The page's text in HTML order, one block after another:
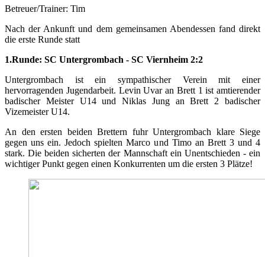
Betreuer/Trainer: Tim
Nach der Ankunft und dem gemeinsamen Abendessen fand direkt
die erste Runde statt
1.Runde: SC Untergrombach - SC Viernheim 2:2
Untergrombach ist ein sympathischer Verein mit einer
hervorragenden Jugendarbeit. Levin Uvar an Brett 1 ist amtierender
badischer Meister U14 und Niklas Jung an Brett 2 badischer
Vizemeister U14.
An den ersten beiden Brettern fuhr Untergrombach klare Siege
gegen uns ein. Jedoch spielten Marco und Timo an Brett 3 und 4
stark. Die beiden sicherten der Mannschaft ein Unentschieden - ein
wichtiger Punkt gegen einen Konkurrenten um die ersten 3 Plätze!